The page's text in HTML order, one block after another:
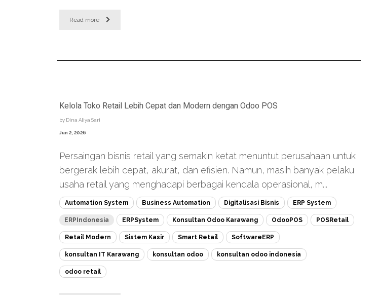
Read more
Kelola Toko Retail Lebih Cepat dan Modern dengan Odoo POS
by Dina Aliya Sari
Jun 2, 2026
Persaingan bisnis retail yang semakin ketat menuntut perusahaan untuk
bergerak lebih cepat, akurat, dan efisien. Namun, masih banyak pelaku
usaha retail yang menghadapi berbagai kendala operasional, m...
Automation System Business Automation Digitalisasi Bisnis ERP System
ERPIndonesia ERPSystem Konsultan Odoo Karawang OdooPOS POSRetail
Retail Modern Sistem Kasir Smart Retail SoftwareERP
konsultan IT Karawang konsultan odoo konsultan odoo indonesia
odoo retail